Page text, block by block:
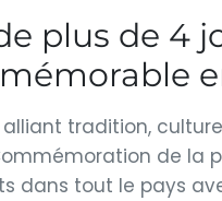
plus de 4
alliant tradition,
de la
dans tout le pays